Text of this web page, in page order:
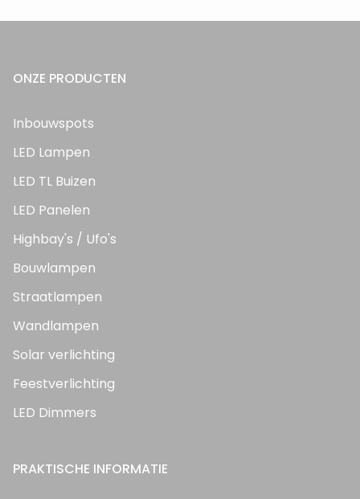
ONZE PRODUCTEN
Inbouwspots
LED Lampen
LED TL Buizen
LED Panelen
Highbay's / Ufo's
Bouwlampen
Straatlampen
Wandlampen
Solar verlichting
Feestverlichting
LED Dimmers
PRAKTISCHE INFORMATIE